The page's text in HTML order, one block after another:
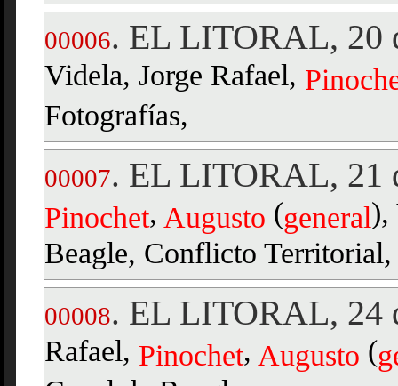
00006. EL LITORAL, 20
Videla, Jorge Rafael,
Fotografías,
00007. EL LITORAL, 21
Pinochet, Augusto (general),
Beagle, Conflicto
00008. EL LITORAL, 24
Rafael, Pinochet, Augusto (